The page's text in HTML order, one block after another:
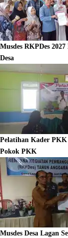
Musdes RKPDes
Desa
Pelatihan Kader
Pokok PKK
Musdes Desa Lagan